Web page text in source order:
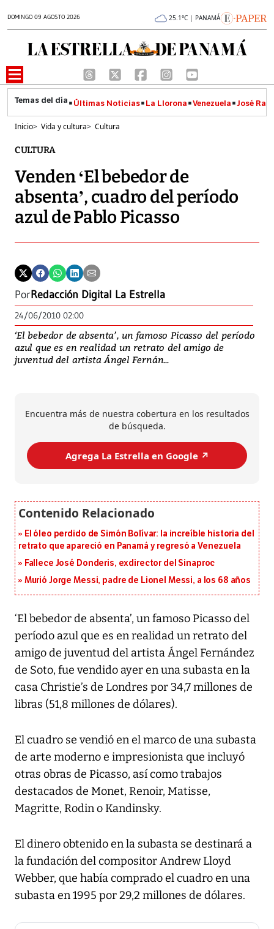
DOMINGO 09 AGOSTO 2026 25.1°C | PANAMÁ
Últimas Noticias La Llorona Venezuela José
Inicio> Vida y cultura> Cultura
CULTURA
Venden ‘El bebedor de
absenta’, cuadro del período
azul de Pablo Picasso
PorRedacción Digital La Estrella
24/06/2010 02:00
‘El bebedor de absenta’, un famoso Picasso del período
azul que es en realidad un retrato del amigo de
juventud del artista Ángel Fernán...
Encuentra más de nuestra cobertura en los resultados
de búsqueda.
Agrega La Estrella en Google ↗️
El óleo perdido de Simón Bolívar: la increíble historia del
retrato que apareció en Panamá y regresó a Venezuela
Fallece José Donderis, exdirector del Sinaproc
Murió Jorge Messi, padre de Lionel Messi, a los 68 años
‘El bebedor de absenta’, un famoso Picasso del
período azul que es en realidad un retrato del
amigo de juventud del artista Ángel Fernández
de Soto, fue vendido ayer en una subasta en la
casa Christie’s de Londres por 34,7 millones de
libras (51,8 millones de dólares).
El cuadro se vendió en el marco de una subasta
de arte moderno e impresionista que incluyó
otras obras de Picasso, así como trabajos
destacados de Monet, Renoir, Matisse,
Magritte, Rodin o Kandinsky.
El dinero obtenido en la subasta se destinará a
la fundación del compositor Andrew Lloyd
Webber, que había comprado el cuadro en una
subasta en 1995 por 29,2 millones de dólares.